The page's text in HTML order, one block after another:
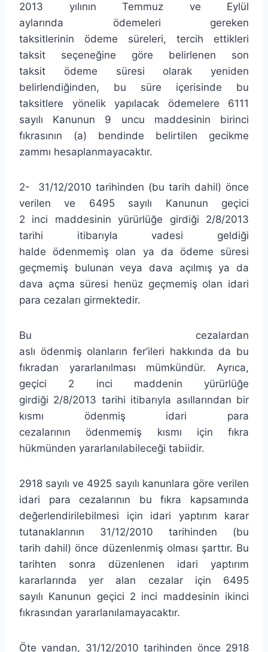
2013 yılının Temmuz ve Eylül
aylarında ödemeleri gereken
taksitlerinin ödeme süreleri, tercih ettikleri
taksit seçeneğine göre belirlenen son
taksit ödeme süresi olarak yeniden
belirlendiğinden, bu süre içerisinde bu
taksitlere yönelik yapılacak ödemelere 6111
sayılı Kanunun 9 uncu maddesinin birinci
fıkrasının (a) bendinde belirtilen gecikme
zammı hesaplanmayacaktır.
2- 31/12/2010 tarihinden (bu tarih dahil) önce
verilen ve 6495 sayılı Kanunun geçici
2 inci maddesinin yürürlüğe girdiği 2/8/2013
tarihi itibarıyla vadesi geldiği
halde ödenmemiş olan ya da ödeme süresi
geçmemiş bulunan veya dava açılmış ya da
dava açma süresi henüz geçmemiş olan idari
para cezaları girmektedir.
Bu cezalardan
aslı ödenmiş olanların fer’ileri hakkında da bu
fıkradan yararlanılması mümkündür. Ayrıca,
geçici 2 inci maddenin yürürlüğe
girdiği 2/8/2013 tarihi itibarıyla asıllarından bir
kısmı ödenmiş idari para
cezalarının ödenmemiş kısmı için fıkra
hükmünden yararlanılabileceği tabiidir.
2918 sayılı ve 4925 sayılı kanunlara göre verilen
idari para cezalarının bu fıkra kapsamında
değerlendirilebilmesi için idari yaptırım karar
tutanaklarının 31/12/2010 tarihinden (bu
tarih dahil) önce düzenlenmiş olması şarttır. Bu
tarihten sonra düzenlenen idari yaptırım
kararlarında yer alan cezalar için 6495
sayılı Kanunun geçici 2 inci maddesinin ikinci
fıkrasından yararlanılamayacaktır.
Öte yandan, 31/12/2010 tarihinden önce 2918